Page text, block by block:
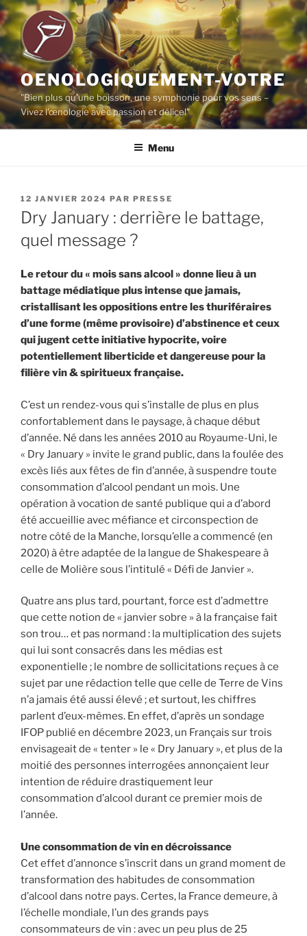
Aller
au
contenu
principal
OENOLOGIQUEMENT-VOTRE
"Bien plus qu'une boisson, une symphonie pour vos sens –
Vivez l'œnologie avec passion et délice!"
Menu
PUBLIÉ
LE
12 JANVIER 2024 PAR PRESSE
Dry January : derrière le battage,
quel message ?
Le retour du « mois sans alcool » donne lieu à un
battage médiatique plus intense que jamais,
cristallisant les oppositions entre les thuriféraires
d’une forme (même provisoire) d’abstinence et ceux
qui jugent cette initiative hypocrite, voire
potentiellement liberticide et dangereuse pour la
filière vin & spiritueux française.
C’est un rendez-vous qui s’installe de plus en plus
confortablement dans le paysage, à chaque début
d’année. Né dans les années 2010 au Royaume-Uni, le
« Dry January » invite le grand public, dans la foulée des
excès liés aux fêtes de fin d’année, à suspendre toute
consommation d’alcool pendant un mois. Une
opération à vocation de santé publique qui a d’abord
été accueillie avec méfiance et circonspection de
notre côté de la Manche, lorsqu’elle a commencé (en
2020) à être adaptée de la langue de Shakespeare à
celle de Molière sous l’intitulé « Défi de Janvier ».
Quatre ans plus tard, pourtant, force est d’admettre
que cette notion de « janvier sobre » à la française fait
son trou… et pas normand : la multiplication des sujets
qui lui sont consacrés dans les médias est
exponentielle ; le nombre de sollicitations reçues à ce
sujet par une rédaction telle que celle de Terre de Vins
n’a jamais été aussi élevé ; et surtout, les chiffres
parlent d’eux-mêmes. En effet, d’après un sondage
IFOP publié en décembre 2023, un Français sur trois
envisageait de « tenter » le « Dry January », et plus de la
moitié des personnes interrogées annonçaient leur
intention de réduire drastiquement leur
consommation d’alcool durant ce premier mois de
l’année.
Une consommation de vin en décroissance
Cet effet d’annonce s’inscrit dans un grand moment de
transformation des habitudes de consommation
d’alcool dans notre pays. Certes, la France demeure, à
l’échelle mondiale, l’un des grands pays
consommateurs de vin : avec un peu plus de 25